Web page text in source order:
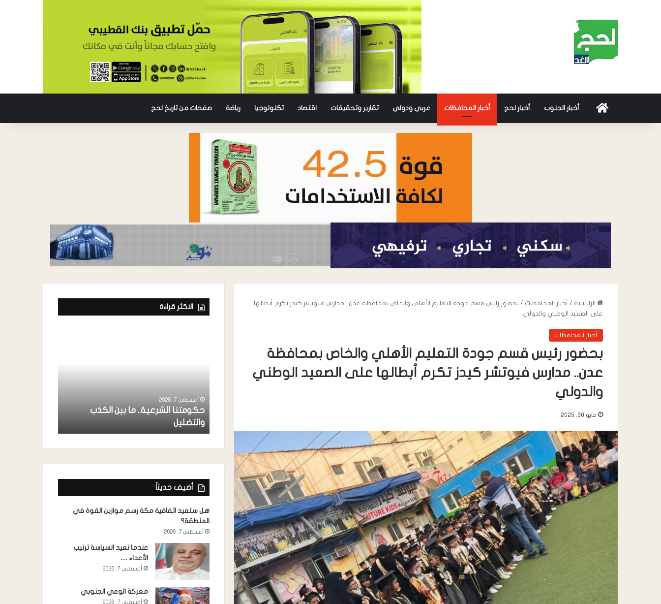
أخبار الجنوب أخبار لحج أخبار المحافظات عربي ودولي تقارير وتحقيقات اقتصاد تكنولوجيا رياضة صفحات من تاريخ لحج
الرئيسية / أخبار المحافظات / بحضور رئيس قسم جودة التعليم الأهلي والخاص بمحافظة عدن.. مدارس فيوتشر كيدز تكرم أبطالها
على الصعيد الوطني والدولي
أخبار المحافظات
بحضور رئيس قسم جودة التعليم الأهلي والخاص بمحافظة
عدن.. مدارس فيوتشر كيدز تكرم أبطالها على الصعيد الوطني
والدولي
مايو 30, 2025
الاكثر قراءة
أغسطس 7, 2026
أغسطس 7, 2026
حكومتنا الشرعية.. ما بين الكذب
والتضليل
أضيف حديثاً
هل ستعيد اتفاقية مكة رسم موازين القوة في
المنطقة؟
أغسطس 7, 2026
عندما تعيد السياسة ترتيب
الأعداء …
أغسطس 7, 2026
معركة الوعي الجنوبي
أغسطس 7, 2026